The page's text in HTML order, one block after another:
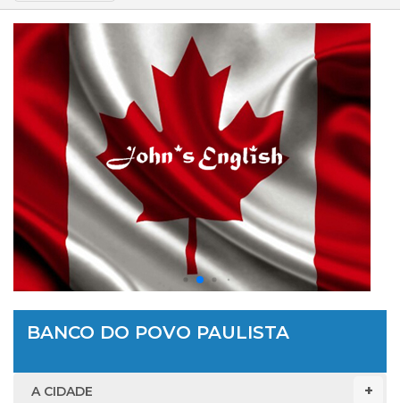
BANCO DO POVO PAULISTA
A CIDADE